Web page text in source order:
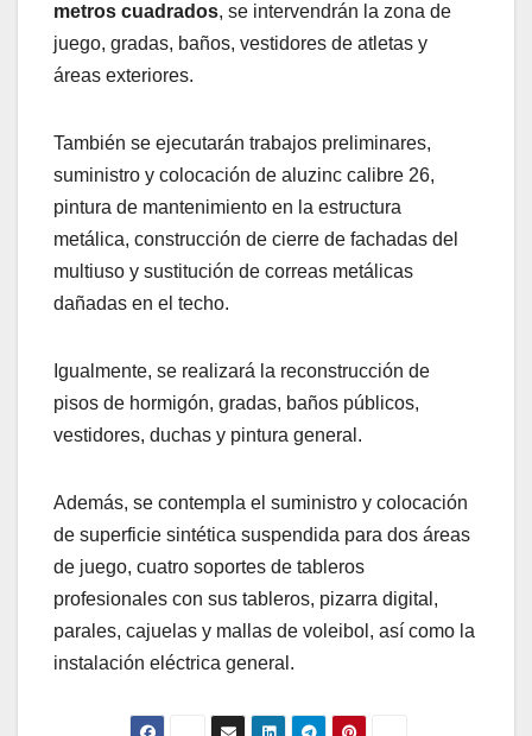
metros cuadrados, se intervendrán la zona de
juego, gradas, baños, vestidores de atletas y
áreas exteriores.
También se ejecutarán trabajos preliminares,
suministro y colocación de aluzinc calibre 26,
pintura de mantenimiento en la estructura
metálica, construcción de cierre de fachadas del
multiuso y sustitución de correas metálicas
dañadas en el techo.
Igualmente, se realizará la reconstrucción de
pisos de hormigón, gradas, baños públicos,
vestidores, duchas y pintura general.
Además, se contempla el suministro y colocación
de superficie sintética suspendida para dos áreas
de juego, cuatro soportes de tableros
profesionales con sus tableros, pizarra digital,
parales, cajuelas y mallas de voleibol, así como la
instalación eléctrica general.